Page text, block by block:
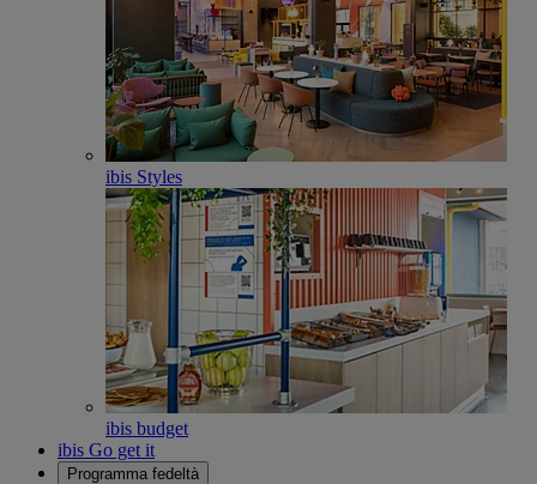
ibis Styles
ibis budget
ibis Go get it
Programma fedeltà